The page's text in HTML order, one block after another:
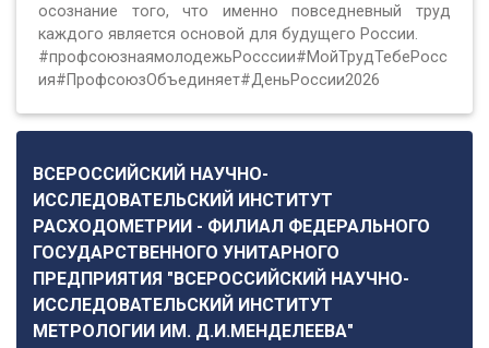
осознание того, что именно повседневный труд
каждого является основой для будущего России.
#профсоюзнаямолодежьРосссии#МойТрудТебеРосс
ия#ПрофсоюзОбъединяет#ДеньРоссии2026
ВСЕРОССИЙСКИЙ НАУЧНО-
ИССЛЕДОВАТЕЛЬСКИЙ ИНСТИТУТ
РАСХОДОМЕТРИИ - ФИЛИАЛ ФЕДЕРАЛЬНОГО
ГОСУДАРСТВЕННОГО УНИТАРНОГО
ПРЕДПРИЯТИЯ "ВСЕРОССИЙСКИЙ НАУЧНО-
ИССЛЕДОВАТЕЛЬСКИЙ ИНСТИТУТ
МЕТРОЛОГИИ ИМ. Д.И.МЕНДЕЛЕЕВА"